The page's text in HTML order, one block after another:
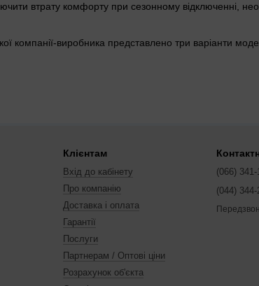
втрату комфорту при сезонному відключенні,
компанії-виробника представлено три варіанти
теплоізоляції;
наявністю системи діагностики;
баків.
бойлерів компанією-виробником Bosh
впливу корозії, наявність відмінного дизайну -
Клієнтам
Вхід до кабінету
Про компанію
Доставка і оплата
Гарантії
Послуги
Партнерам / Оптові ціни
Розрахунок об'єкта
(066)
(044)